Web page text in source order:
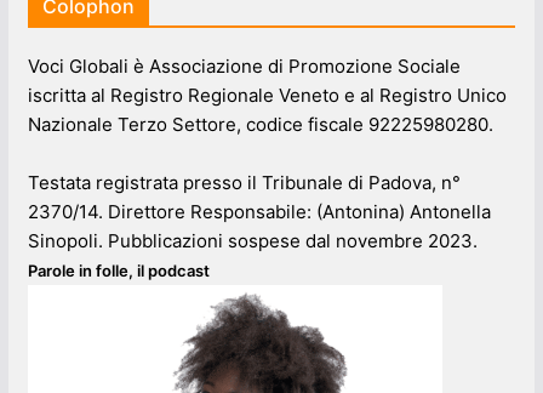
Colophon
Voci Globali è Associazione di Promozione Sociale
iscritta al Registro Regionale Veneto e al Registro Unico
Nazionale Terzo Settore, codice fiscale 92225980280.
Testata registrata presso il Tribunale di Padova, n°
2370/14. Direttore Responsabile: (Antonina) Antonella
Sinopoli. Pubblicazioni sospese dal novembre 2023.
Parole in folle, il podcast